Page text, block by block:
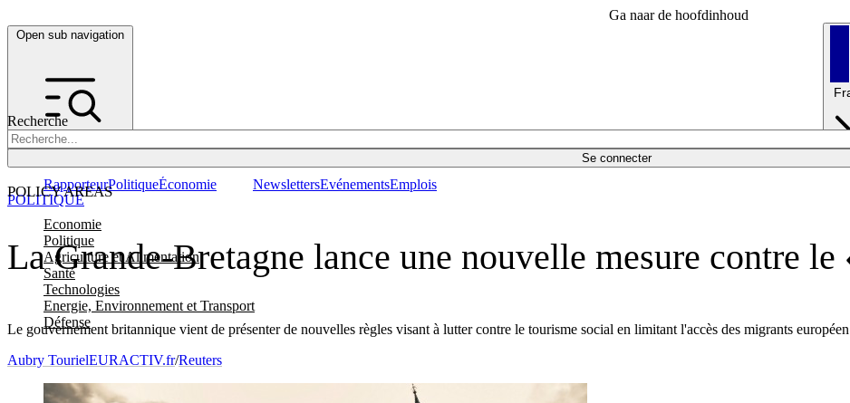
Ga naar de hoofdinhoud
Open sub navigation
Recherche
Se connecter
POLICY AREAS
Economie
Politique
Agriculture et Alimentation
Santé
Technologies
Energie, Environnement et Transport
Défense
RapporteurPolitiqueÉconomie NewslettersEvénementsEmplois
La Grande-Bretagne lance une nouvelle mesure contre
Le gouvernement britannique vient de présenter de nouvelles règles visant à lutter contre le tourisme social en limitant l'accès des migrants
POLITIQUE
Aubry TourielEURACTIV.fr/Reuters